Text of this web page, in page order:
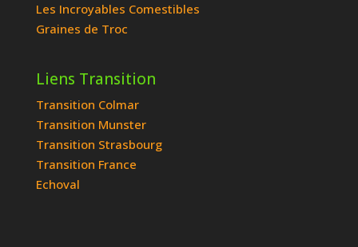
Les Incroyables Comestibles
Graines de Troc
Liens Transition
Transition Colmar
Transition Munster
Transition Strasbourg
Transition France
Echoval